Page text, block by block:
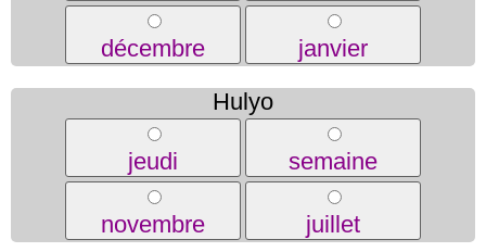
décembre
janvier
Hulyo
jeudi semaine
novembre
juillet